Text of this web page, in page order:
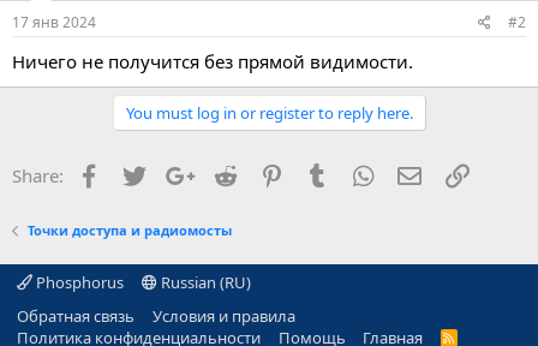
17 янв 2024 #2
Ничего не получится без прямой видимости.
You must log in or register to reply here.
Share: Facebook
TwitterGoogle+
Reddit PinterestTumblrWhatsApp
E-mailСсылка
Точки доступа и радиомосты
Phosphorus
Russian (RU)
Обратная связь
Условия и правила
Политика конфиденциальности
Помощь Главная
R